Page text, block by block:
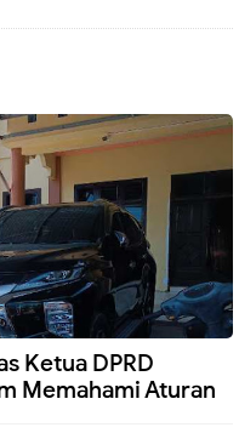
Ketua DPRD
Memahami Aturan